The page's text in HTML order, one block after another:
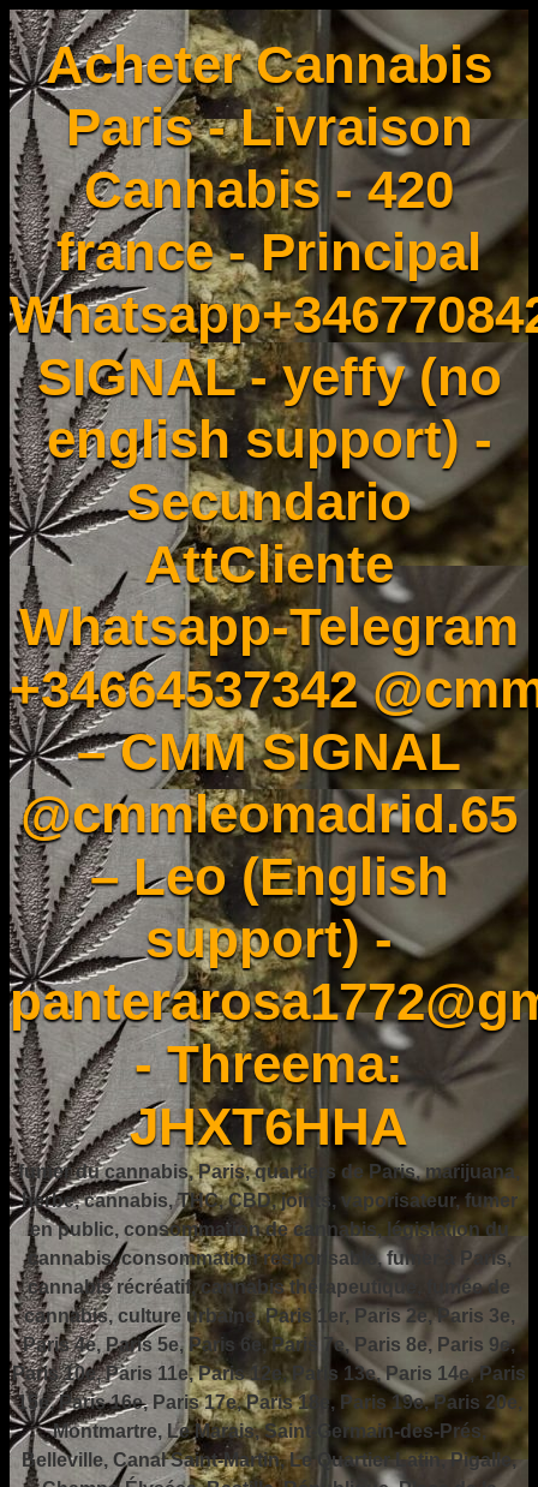
Acheter Cannabis
Paris - Livraison
Cannabis - 420
france - Principal
SIGNAL - yeffy (no
english support) -
Secundario
AttCliente
Whatsapp-Telegram
+34664537342
– CMM SIGNAL
@cmmleomadrid.65
– Leo (English
support) -
- Threema:
JHXT6HHA
fumer du cannabis, Paris, quartiers de Paris, marijuana,
herbe, cannabis, THC, CBD, joints, vaporisateur, fumer
en public, consommation de cannabis, législation du
cannabis, consommation responsable, fumer à Paris,
cannabis récréatif, cannabis thérapeutique, fumée de
cannabis, culture urbaine, Paris 1er, Paris 2e, Paris 3e,
Paris 4e, Paris 5e, Paris 6e, Paris 7e, Paris 8e, Paris 9e,
Paris 10e, Paris 11e, Paris 12e, Paris 13e, Paris 14e, Paris
15e, Paris 16e, Paris 17e, Paris 18e, Paris 19e, Paris 20e,
Montmartre, Le Marais, Saint-Germain-des-Prés,
Belleville, Canal Saint-Martin, Le Quartier Latin, Pigalle,